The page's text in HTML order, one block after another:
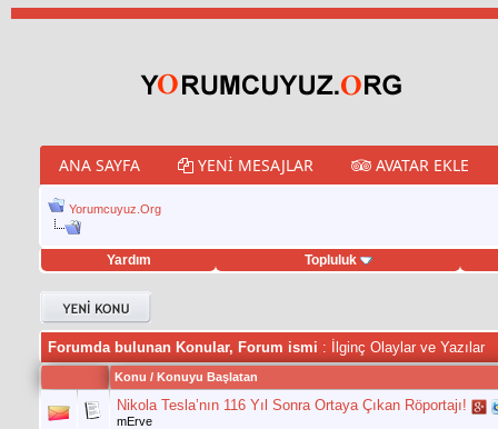
ANA SAYFA YENI MESAJLAR AVATAR EKLE
Yorumcuyuz.Org
Yardım Topluluk
hilesi
Forumda bulunan Konular, Forum ismi : İlginç Olaylar ve Yazılar
Konu / Konuyu Başlatan
Nikola Tesla’nın 116 Yıl Sonra Ortaya Çıkan Röportajı!
mErve